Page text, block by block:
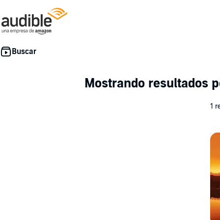
Mostrando resultados
1